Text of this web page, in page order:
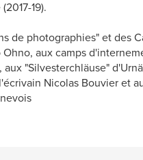
19).
de photographies" et des
aux camps
aux "Silvesterchläuse"
Nicolas Bouvier et